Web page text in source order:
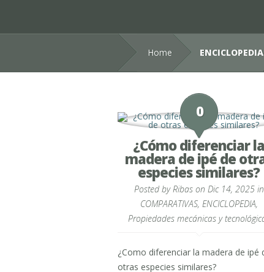
Home ENCICLOPEDIA
0
¿Cómo diferenciar la
madera de ipé de
especies similares?
Posted byRibason Dic 14, 2025 in
COMPARATIVAS, ENCICLOPEDIA,
Propiedades mecánicas y
¿Como diferenciar la madera de ipé
otras especies similares?